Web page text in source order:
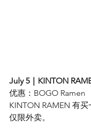
July 5｜KINTON
优惠：BOGO Ramen
KINTON RAMEN 有买
仅限外卖。